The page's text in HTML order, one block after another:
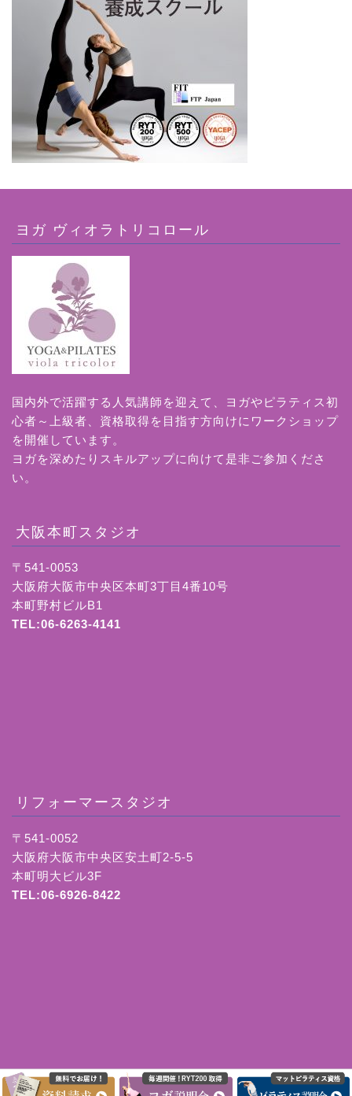
ヨガ ヴィオラトリコロール
国内外で活躍する人気講師を迎えて、ヨガやピラティス初
心者～上級者、資格取得を目指す方向けにワークショップ
を開催しています。
ヨガを深めたりスキルアップに向けて是非ご参加くださ
い。
大阪本町スタジオ
〒541-0053
大阪府大阪市中央区本町3丁目4番10号
本町野村ビルB1
TEL:06-6263-4141
リフォーマースタジオ
〒541-0052
大阪府大阪市中央区安土町2-5-5
本町明大ビル3F
TEL:06-6926-8422